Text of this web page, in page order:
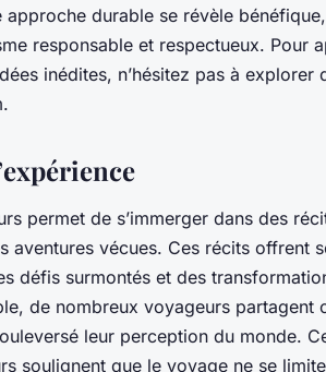
durable se révèle
responsable et respectueux. Pour
inédites, n’hésitez pas à explorer
permet de s’immerger dans des
aventures vécues. Ces récits offrent
défis surmontés et des
de nombreux voyageurs partagent
leur perception du monde.
soulignent que le voyage ne se